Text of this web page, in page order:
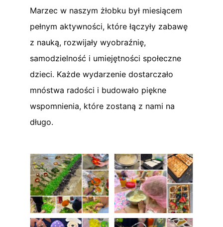
Marzec w naszym żłobku był miesiącem
pełnym aktywności, które łączyły zabawę
z nauką, rozwijały wyobraźnię,
samodzielność i umiejętności społeczne
dzieci. Każde wydarzenie dostarczało
mnóstwa radości i budowało piękne
wspomnienia, które zostaną z nami na
długo.